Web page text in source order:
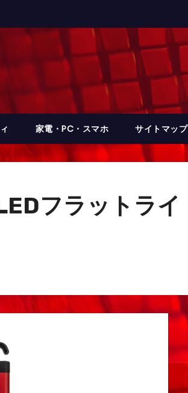
家電・PC・スマホ サイトマップ
フラットラ